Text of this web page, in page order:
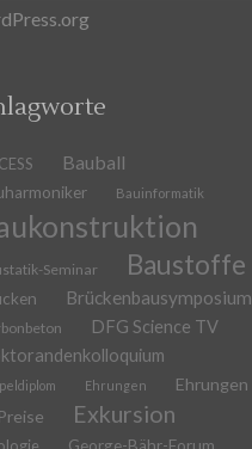
Bauball
Bauinformatik
Seminar Baustoffe
Brückenbausymposium
DFG Science TV
Ehrungen
Ehrungen
Exkursion
George-Bähr-Forum